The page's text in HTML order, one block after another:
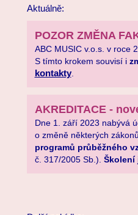
Aktuálně:
POZOR ZMĚNA
ABC MUSIC v.o.s. v roce
S tímto krokem souvisí i
kontakty.
AKREDITACE -
Dne 1. září 2023 nabývá
o změně některých
programů průběžného
č. 317/2005 Sb.). Školení